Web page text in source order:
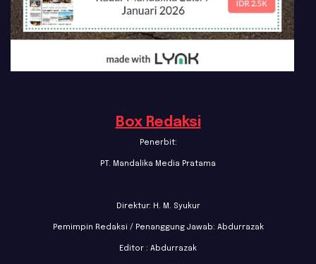
Box Redaksi
Penerbit:
PT. Mandalika Media Pratama
Direktur: H. M. Syukur
Pemimpin Redaksi / Penanggung Jawab: Abdurrazak
Editor : Abdurrazak